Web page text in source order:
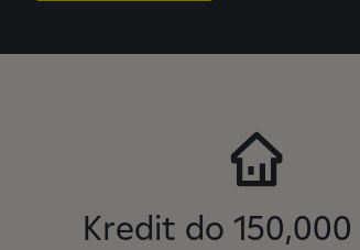
Kredit do 150,000